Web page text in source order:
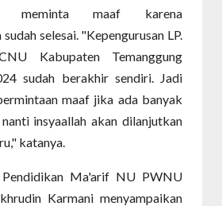
meminta maaf karena
selesai. "Kepengurusan LP.
Kabupaten Temanggung
sudah berakhir sendiri. Jadi
maaf jika ada banyak
insyaallah akan dilanjutkan
katanya.
Pendidikan Ma'arif NU PWNU
Karmani menyampaikan